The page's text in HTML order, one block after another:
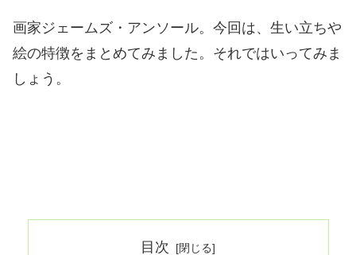
画家ジェームズ・アンソール。今回は、生い立ちや
絵の特徴をまとめてみました。それではいってみま
しょう。
目次